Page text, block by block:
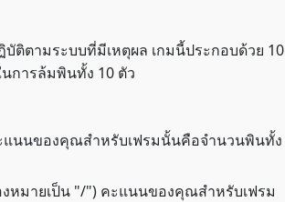
ตามระบบที่มีเหตุผล เกมนี้ประกอบด้วย 10
การล้มพินทั้ง 10 ตัว
นนของคุณสำหรับเฟรมนั้นคือจำนวนพินทั้ง
มายเป็น "/") คะแนนของคุณสำหรับเฟรม